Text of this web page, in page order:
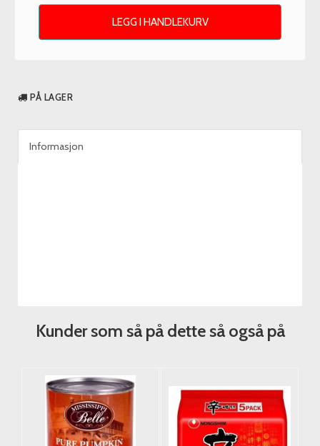
LEGG I HANDLEKURV
PÅ LAGER
Informasjon
Kunder som så på dette så også på